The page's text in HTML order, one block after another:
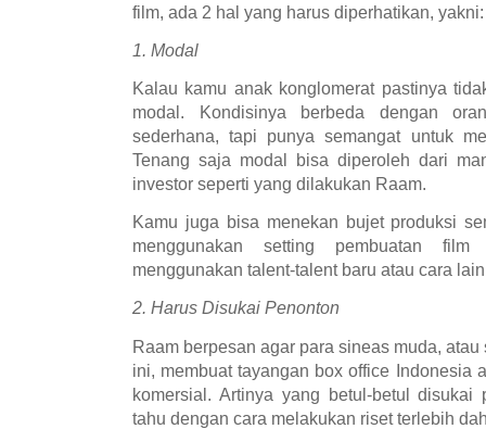
film, ada 2 hal yang harus diperhatikan, yakni:
1. Modal
Kalau kamu anak konglomerat pastinya
modal. Kondisinya berbeda dengan
sederhana, tapi punya semangat untuk
Tenang saja modal bisa diperoleh dari
investor seperti yang dilakukan Raam.
Kamu juga bisa menekan bujet produksi
menggunakan setting pembuatan
menggunakan talent-talent baru atau cara
2. Harus Disukai Penonton
Raam berpesan agar para sineas muda,
ini, membuat tayangan box office Indonesia
komersial. Artinya yang betul-betul disukai
tahu dengan cara melakukan riset terlebih